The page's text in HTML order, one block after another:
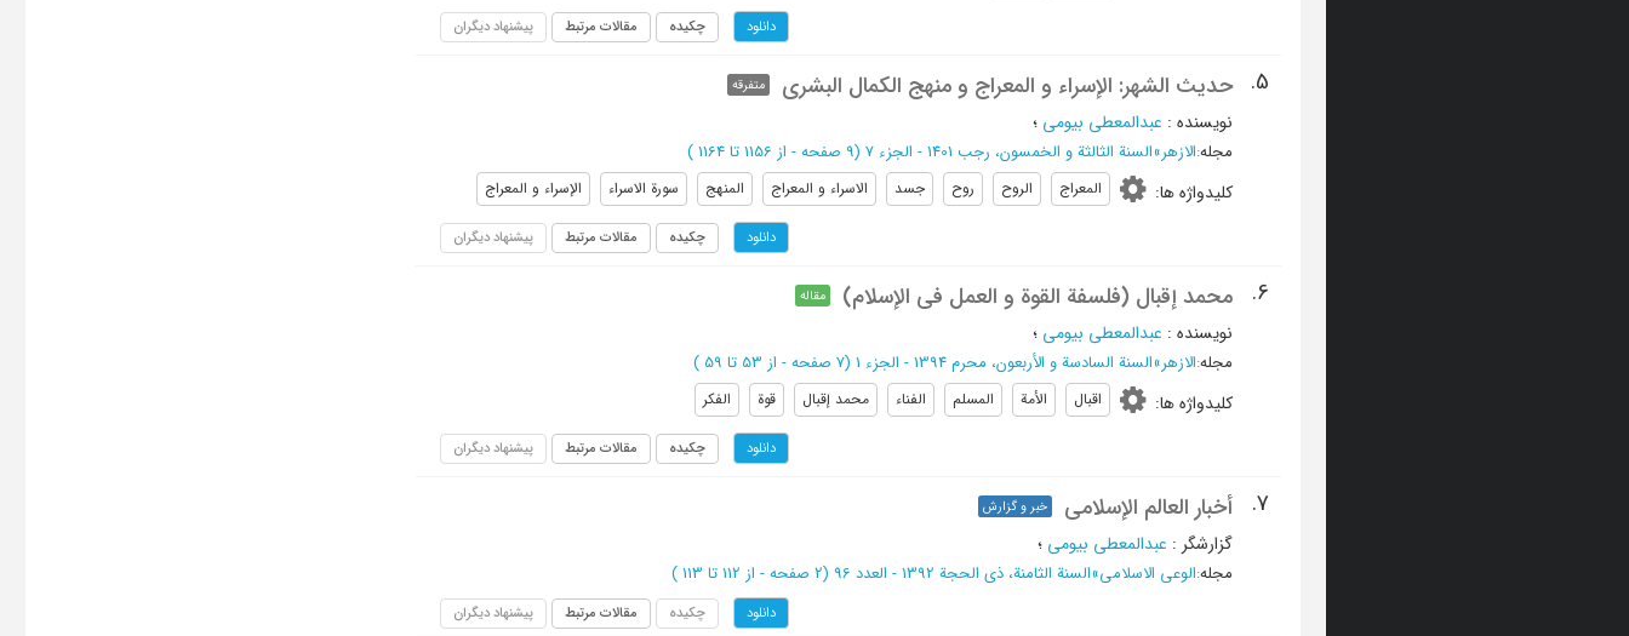
دانلود چکیده مقالات مرتبط پیشنهاد دیگران
5. حدیث الشهر: الإسراء و المعراج و منهج الکمال البشری متفرقه
نویسنده : عبدالمعطی بیومی ؛
مجله:الازهر»السنة الثالثة و الخمسون، رجب 1401 - الجزء 7 (‎9 صفحه - از 1156 تا 1164 )
کلیدواژه ها: المعراج الروح روح جسد الاسراء و المعراج المنهج سورة الاسراء الإسراء و المعراج
دانلود چکیده مقالات مرتبط پیشنهاد دیگران
6. محمد إقبال (فلسفة القوة و العمل فی الإسلام) مقاله
نویسنده : عبدالمعطی بیومی ؛
مجله:الازهر»السنة السادسة و الأربعون، محرم 1394 - الجزء 1 (‎7 صفحه - از 53 تا 59 )
کلیدواژه ها: اقبال الأمة المسلم الفناء محمد إقبال قوة الفکر
دانلود چکیده مقالات مرتبط پیشنهاد دیگران
7. أخبار العالم الإسلامی خبر و گزارش
گزارشگر : عبدالمعطی بیومی ؛
مجله:الوعی الاسلامی»السنة الثامنة، ذی الحجة 1392 - العدد 96 (‎2 صفحه - از 112 تا 113 )
دانلود چکیده مقالات مرتبط پیشنهاد دیگران